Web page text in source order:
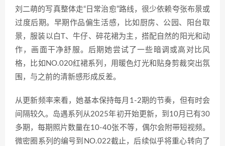
刘二萌的写真整体走“日常治愈”路线，很少依赖夸张布景或
过度后期。早期作品偏生活感，比如厨房、公园、阳台取
景，服装以白T、牛仔、碎花裙为主，搭配自然的阳光和动
作，画面干净舒服。后期她尝试了一些暗调或高对比风
格，比如NO.020红裙系列，用暖色灯光和贴身剪裁突出氛
围，与之前的清新感形成反差。
从更新频率来看，她基本保持每月1-2期的节奏，但有时会
间隔较久。岛遇系列从2025年初开始更新，到10月已有30
多期，每期照片数量在10-40张不等，偶尔会附带短视频。
微密圈系列的编号到NO.022截止，后续似乎将重心转向了